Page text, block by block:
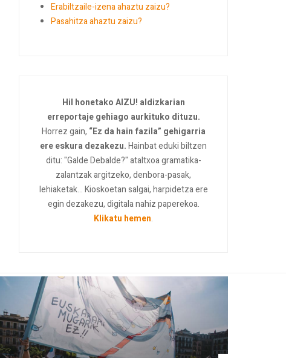
Erabiltzaile-izena ahaztu zaizu?
Pasahitza ahaztu zaizu?
Hil honetako AIZU! aldizkarian
erreportaje gehiago aurkituko dituzu.
Horrez gain, “Ez da hain fazila” gehigarria
ere eskura dezakezu.Hainbat eduki biltzen
ditu: "Galde Debalde?" ataltxoa gramatika-
zalantzak argitzeko, denbora-pasak,
lehiaketak... Kioskoetan salgai, harpidetza ere
egin dezakezu, digitala nahiz paperekoa.
Klikatu hemen.